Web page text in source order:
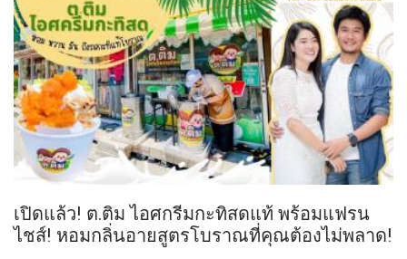
เปิดแล้ว! ต.ติม ไอศกรีมกะทิสดแท้ พร้อมแฟรน
ไชส์! หอมกลิ่นอายสูตรโบราณที่คุณต้องไม่พลาด!